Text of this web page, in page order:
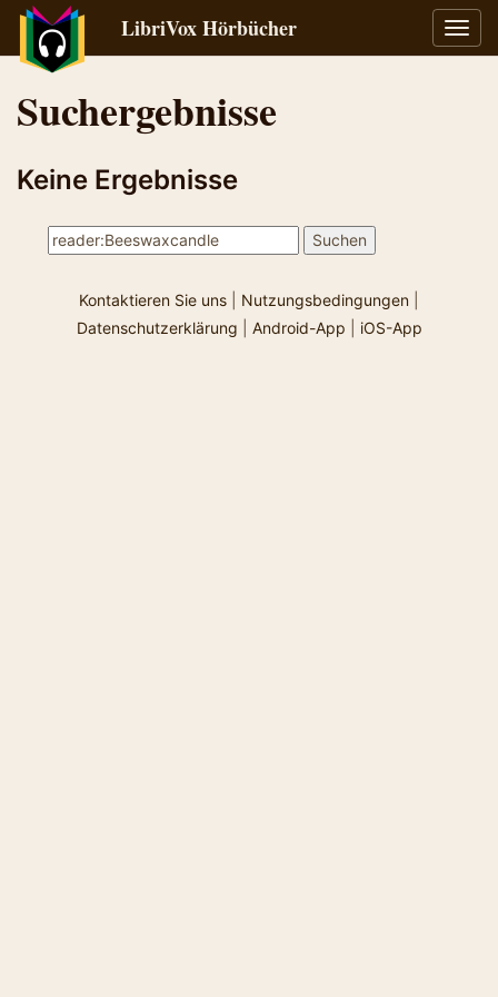
LibriVox Hörbücher
Suchergebnisse
Keine Ergebnisse
Kontaktieren Sie uns Nutzungsbedingungen
Datenschutzerklärung
Android-App iOS-App